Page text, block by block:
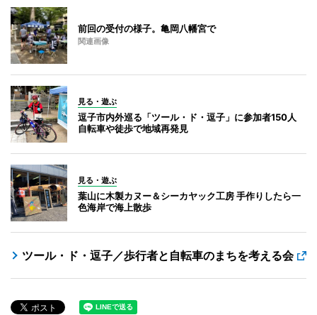
前回の受付の様子。亀岡八幡宮で
関連画像
見る・遊ぶ
逗子市内外巡る「ツール・ド・逗子」に参加者150人
自転車や徒歩で地域再発見
見る・遊ぶ
葉山に木製カヌー＆シーカヤック工房 手作りしたら一
色海岸で海上散歩
ツール・ド・逗子／歩行者と自転車のまちを考える会